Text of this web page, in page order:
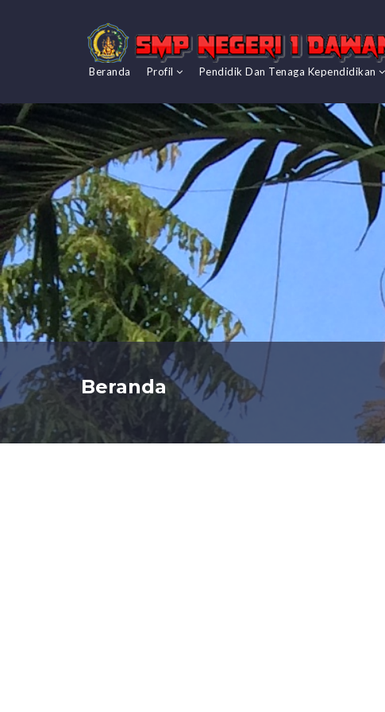
Beranda Profil Pendidik Dan Tenaga Kependidikan
Beranda